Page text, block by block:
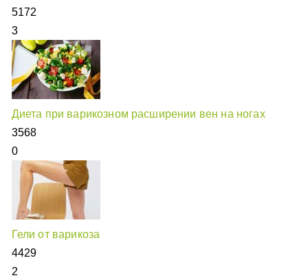
5172
3
Диета при варикозном расширении вен на ногах
3568
0
Гели от варикоза
4429
2